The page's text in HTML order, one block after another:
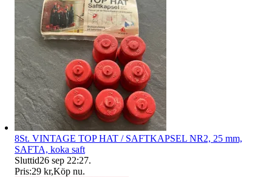
8St. VINTAGE TOP HAT / SAFTKAPSEL NR2, 25 mm,
SAFTA, koka saft
Sluttid26 sep 22:27.
Pris:29 kr,Köp nu.